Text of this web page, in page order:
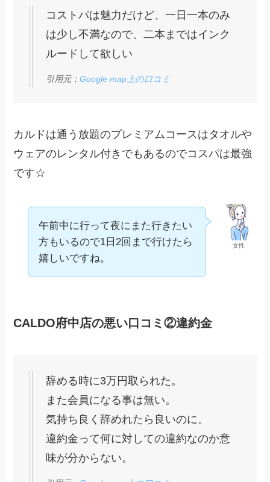
コストパは魅力だけど、一日一本のみ
は少し不満なので、二本まではインク
ルードして欲しい
引用元：Google map上の口コミ
カルドは通う放題のプレミアムコースはタオルや
ウェアのレンタル付きでもあるのでコスパは最強
です☆
女性
午前中に行って夜にまた行きたい
方もいるので1日2回まで行けたら
嬉しいですね。
CALDO府中店の悪い口コミ②違約金
辞める時に3万円取られた。
また会員になる事は無い。
気持ち良く辞めれたら良いのに。
違約金って何に対しての違約なのか意
味が分からない。